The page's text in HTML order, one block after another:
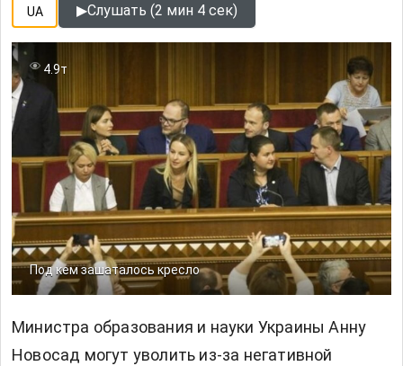
UA ▶Слушать (2 мин 4 сек)
Под кем зашаталось кресло
4.9т
Министра образования и науки Украины Анну
Новосад могут уволить из-за негативной